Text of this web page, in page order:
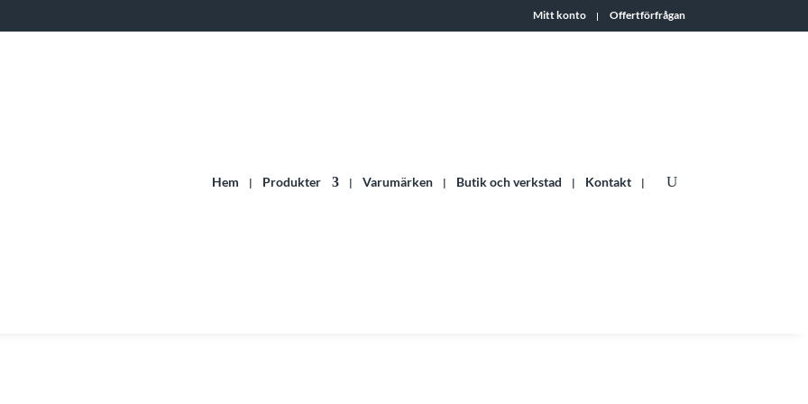
Mitt konto Offertförfrågan
Hem Produkter Varumärken Butik och verkstad Kontakt